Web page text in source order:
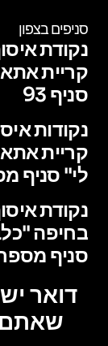
סניפים בצפון
נקודת
קריית
סניף 93
נקודות
קריית
לי" סניף
נקודת
בחיפה
סניף מספר
דואר
שאתם